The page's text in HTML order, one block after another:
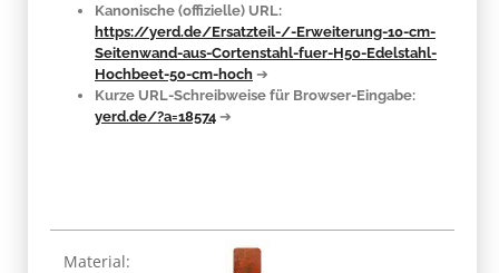
Kanonische (offizielle) URL:
https://yerd.de/Ersatzteil-/-Erweiterung-10-cm-
Seitenwand-aus-Cortenstahl-fuer-H50-Edelstahl-
Hochbeet-50-cm-hoch ➔
Kurze URL-Schreibweise für Browser-Eingabe:
yerd.de/?a=18574 ➔
Produkteigenschaft
Material: